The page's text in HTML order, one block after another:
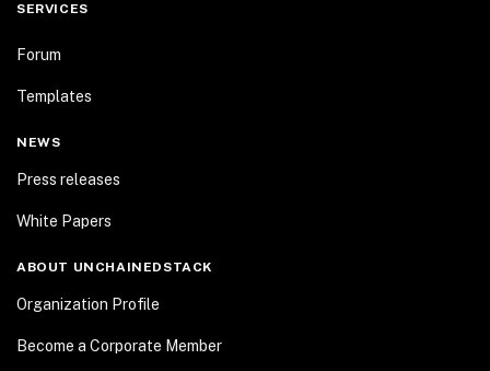
SERVICES
Forum
Templates
NEWS
Press releases
White Papers
ABOUT UNCHAINEDSTACK
Organization Profile
Become a Corporate Member